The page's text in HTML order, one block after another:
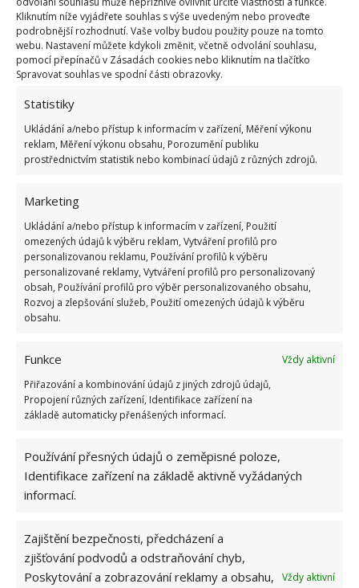
Kliknutím níže vyjádřete souhlas s výše uvedeným nebo proveďte
podrobnější rozhodnutí. Vaše volby budou použity pouze na tomto
webu. Nastavení můžete kdykoli změnit, včetně odvolání souhlasu,
pomocí přepínačů v Zásadách cookies nebo kliknutím na tlačítko
Spravovat souhlas ve spodní části obrazovky.
Statistiky
Ukládání a/nebo přístup k informacím v zařízení, Měření výkonu
reklam, Měření výkonu obsahu, Porozumění publiku
prostřednictvím statistik nebo kombinací údajů z různých zdrojů.
Marketing
Ukládání a/nebo přístup k informacím v zařízení, Použití
omezených údajů k výběru reklam, Vytváření profilů pro
personalizovanou reklamu, Používání profilů k výběru
personalizované reklamy, Vytváření profilů pro personalizovaný
obsah, Používání profilů pro výběr personalizovaného obsahu,
Rozvoj a zlepšování služeb, Použití omezených údajů k výběru
obsahu.
Funkce
Vždy aktivní
Přiřazování a kombinování údajů z jiných zdrojů údajů,
Propojení různých zařízení, Identifikace zařízení na
základě automaticky přenášených informací.
Používání přesných údajů o zeměpisné poloze,
Identifikace zařízení na základě aktivně vyžádaných
informací.
Zajištění bezpečnosti, předcházení a
zjišťování podvodů a odstraňování chyb,
Poskytování a zobrazování reklamy a obsahu,
Vždy aktivní
Na co nesmíte zapomenout?
Samozřejmě se musíte řídit běžnými pravidly pro
pěstování těchto nádherných květin. Hlídat musíte
teplotu okolí, vlhkost vzduchu, ale také kvalitu půdy
nepřesazovat a pěstovat ji v průhledné nádobě.
Zalévat příliš nepotřebuje, protože většinu vláhy si
Zdroj: GardeningKnowHow
ORCHIDEJE ROSTLINY